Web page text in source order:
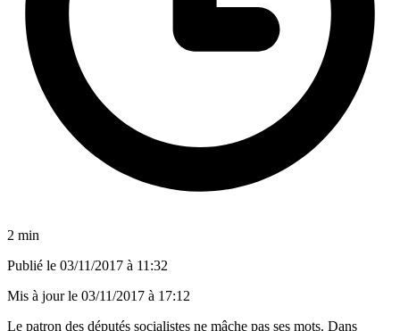
2 min
Publié le 03/11/2017 à 11:32
Mis à jour le 03/11/2017 à 17:12
Le patron des députés socialistes ne mâche pas ses mots. Dans